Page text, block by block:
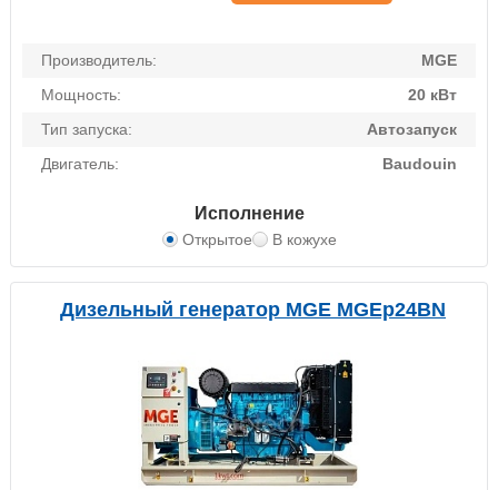
Производитель:
MGE
Мощность:
20 кВт
Тип запуска:
Автозапуск
Двигатель:
Baudouin
Исполнение
Открытое В кожухе
Дизельный генератор MGE MGEp24BN